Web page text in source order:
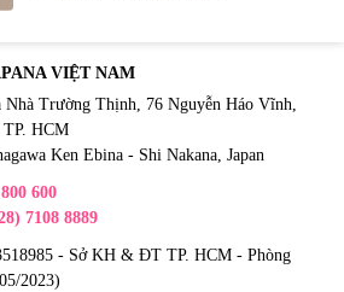
VIỆT NAM
Nhà Trường Thịnh, 76 Nguyễn Háo Vĩnh,
TP. HCM
Ken Ebina - Shi Nakana, Japan
600
7108 8889
- Sở KH & ĐT TP. HCM - Phòng
2023)